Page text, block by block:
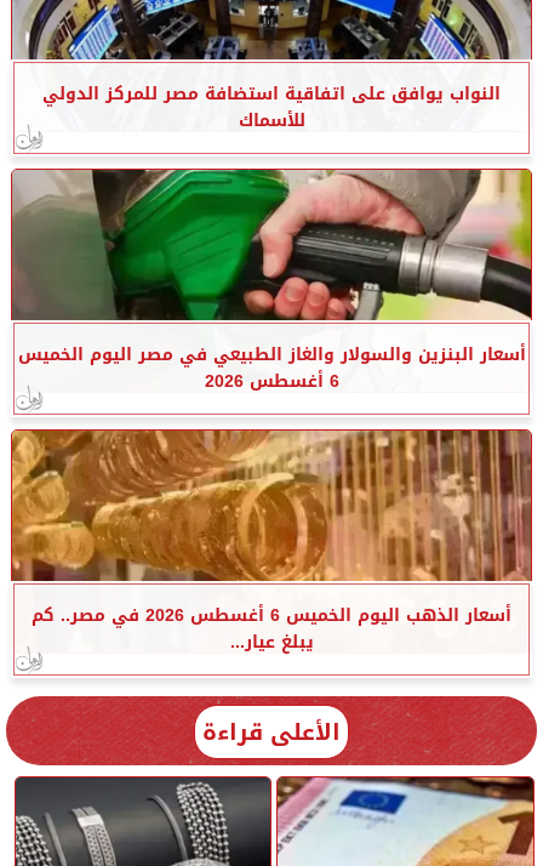
النواب يوافق على اتفاقية استضافة مصر للمركز الدولي
للأسماك
أسعار البنزين والسولار والغاز الطبيعي في مصر اليوم الخميس
6 أغسطس 2026
أسعار الذهب اليوم الخميس 6 أغسطس 2026 في مصر.. كم
يبلغ عيار...
الأعلى قراءة